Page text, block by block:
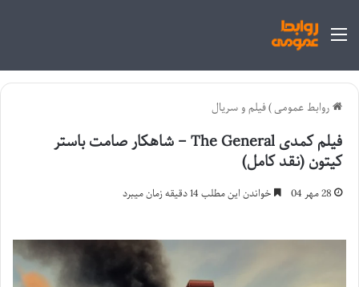
منو
روابط عمومی)فیلم و سریال
فیلم کمدی The General – شاهکار صامت باستر
کیتون (نقد کامل)
28 مهر 04 خواندن این مطلب 14 دقیقه زمان میبرد